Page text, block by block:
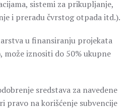
sistemi za prikupljanje,
i preradu čvrstog otpada itd.).
u finansiranju projekata
može iznositi do 50% ukupne
sredstava za navedene
pravo na korišćenje subvencije